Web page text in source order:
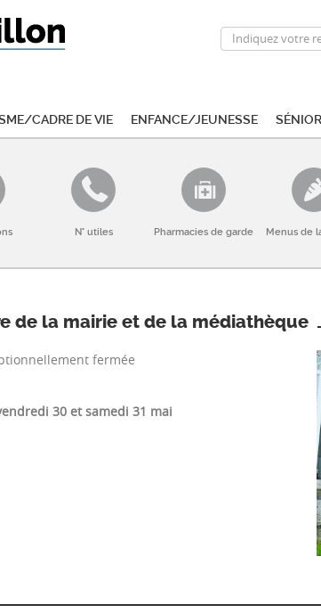
Cadre de vie Enfance/Jeunesse
N° utiles Pharmacies de garde Menus de
de la mairie et de la médiathèque
fermée
30 et samedi 31 mai